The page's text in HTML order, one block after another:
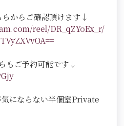
からご確認頂けます↓
reel/DR_qZYoEx_r/
もご予約可能です↓
にならない半個室Private